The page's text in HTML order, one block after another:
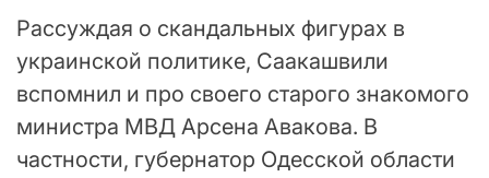
Рассуждая о скандальных фигурах в
украинской политике, Саакашвили
вспомнил и про своего старого знакомого
министра МВД Арсена Авакова. В
частности, губернатор Одесской области